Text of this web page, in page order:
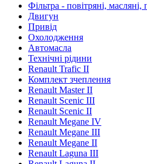
Фільтра - повітряні, масляні,
Двигун
Привід
Охолодження
Автомасла
Технічні рідини
Renault Trafic II
Комплект зчеплення
Renault Master II
Renault Scenic III
Renault Scenic II
Renault Megane IV
Renault Megane III
Renault Megane II
Renault Laguna III